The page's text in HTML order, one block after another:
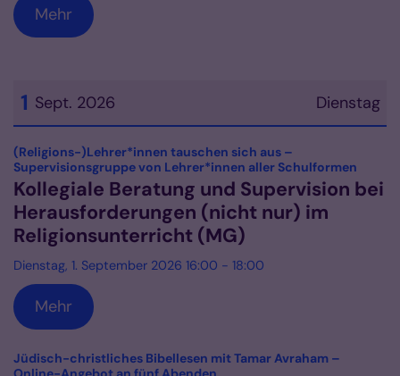
Mehr
Dienstag
1 Sept. 2026
Datum: 1. September 2026
(Religions-)Lehrer*innen tauschen sich aus –
Supervisionsgruppe von Lehrer*innen aller Schulformen
Kollegiale Beratung und Supervision bei
Herausforderungen (nicht nur) im
Religionsunterricht (MG)
Dienstag, 1. September 2026 16:00 - 18:00
Mehr
Jüdisch-christliches Bibellesen mit Tamar Avraham –